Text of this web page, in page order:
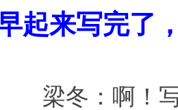
起来写完了
梁冬：啊！写